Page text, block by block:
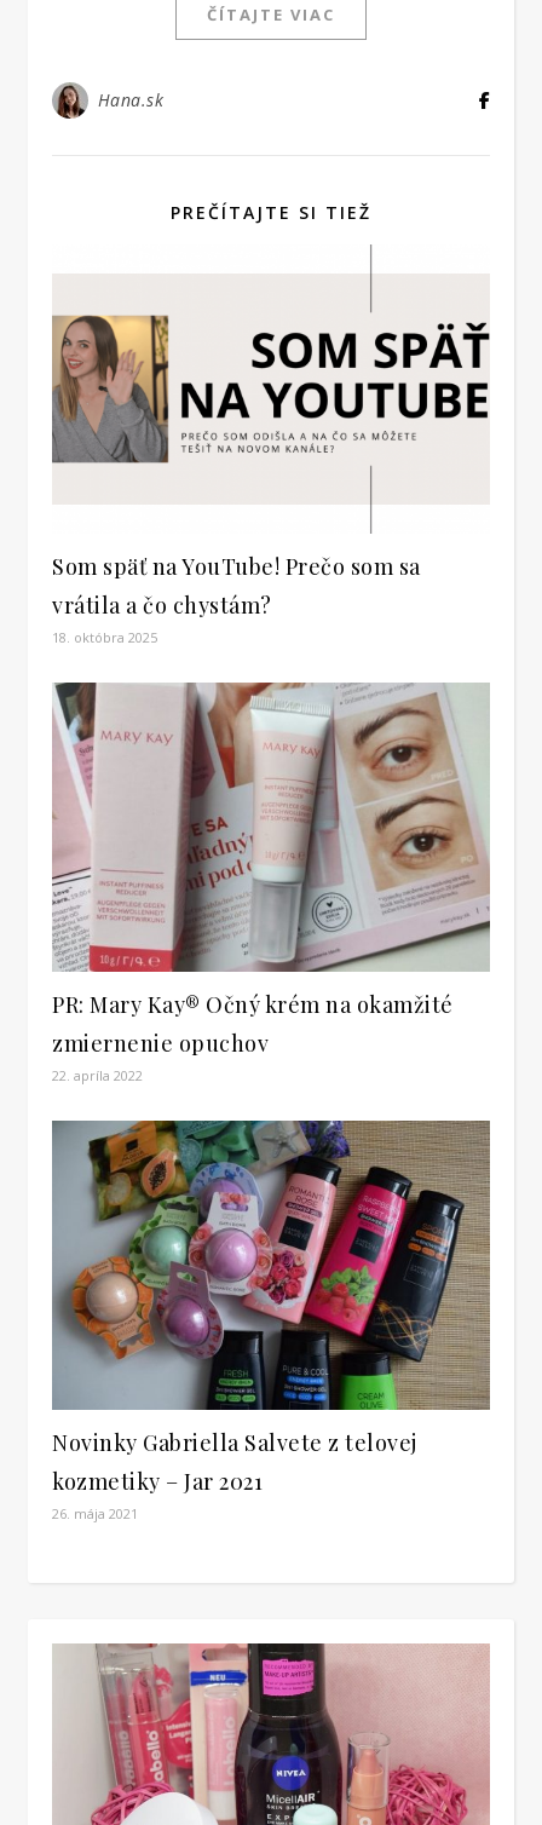
ČÍTAJTE VIAC
Hana.sk
PREČÍTAJTE SI TIEŽ
Som späť na YouTube! Prečo som sa
vrátila a čo chystám?
18. októbra 2025
PR: Mary Kay® Očný krém na okamžité
zmiernenie opuchov
22. apríla 2022
Novinky Gabriella Salvete z telovej
kozmetiky – Jar 2021
26. mája 2021